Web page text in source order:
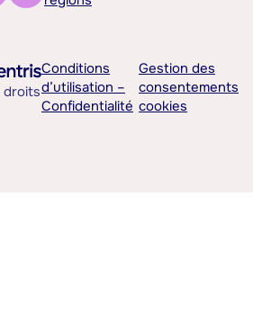
droits
Conditions
d’utilisation –
Confidentialité
Gestion des
consentements
cookies